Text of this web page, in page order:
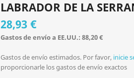
LABRADOR DE LA
28,93 €
Gastos de envío a EE.UU.: 88,20 €
Gastos de envío estimados. Por favor, inicie
proporcionarle los gastos de envío exactos